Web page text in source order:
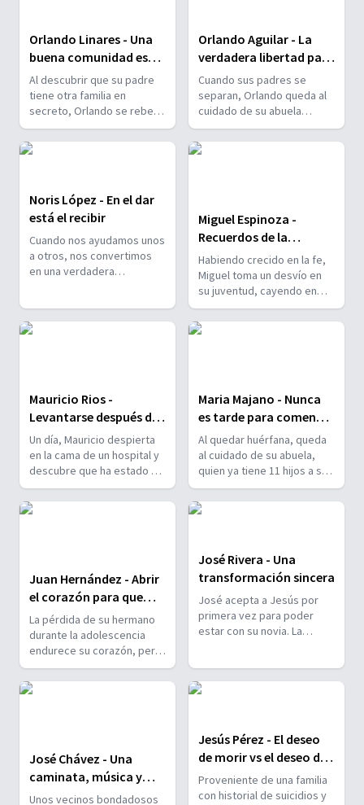
Orlando Linares - Una
buena comunidad es
mejor que mil palabras
Al descubrir que su padre
tiene otra familia en
secreto, Orlando se rebela
y busca escapar de sus
sentimientos a través de
las drogas. Justo cuando
inesperada y el cálido
recibimiento de una
comunidad transforman
radicalmente el rumbo de
su vida.
Orlando Aguilar - La
verdadera libertad para
tu vida
Cuando sus padres se
separan, Orlando queda al
cuidado de su abuela
paterna, obteniendo
libertad total a los 11 años.
Su vida toma un camino
adecuado.
Noris López - En el dar
está el recibir
Cuando nos ayudamos unos
a otros, nos convertimos
en una verdadera
poco, se convierten en
Miguel Espinoza -
Recuerdos de la
infancia y una madre
que no se rinde
Habiendo crecido en la fe,
Miguel toma un desvío en
su juventud, cayendo en
hábitos destructivos. Al
enfrentar desafíos, llega a
un punto de quiebre y,
incansable madre. ¿Logrará
encontrarla?
Mauricio Rios -
Levantarse después de
la caída
Un día, Mauricio despierta
en la cama de un hospital y
descubre que ha estado en
coma durante 16 días. Un
trágico accidente, causado
por su adicción a la bebida,
Maria Majano - Nunca
es tarde para comenzar
de nuevo
Al quedar huérfana, queda
al cuidado de su abuela,
quien ya tiene 11 hijos a su
cargo, dejándola sin
oportunidad de recibir
educación. Sin embargo,
grados en su vida.
Juan Hernández - Abrir
el corazón para que
entre el amor y el gozo
La pérdida de su hermano
durante la adolescencia
endurece su corazón, pero
una invitación de una nueva
amiga lo confronta con una
situación incómoda.
José Rivera - Una
transformación sincera
José acepta a Jesús por
primera vez para poder
estar con su novia. La
no puede dejar de contar
José Chávez - Una
caminata, música y
una familia en
Unos vecinos bondadosos
Jesús Pérez - El deseo
de morir vs el deseo de
renacer
Proveniente de una familia
con historial de suicidios y